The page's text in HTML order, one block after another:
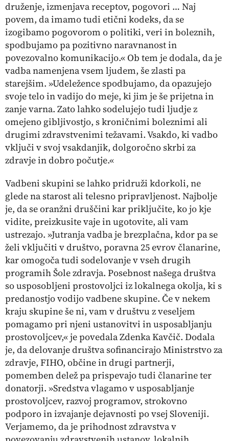
druženje, izmenjava receptov, pogovori … Naj
povem, da imamo tudi etični kodeks, da se
izogibamo pogovorom o politiki, veri in boleznih,
spodbujamo pa pozitivno naravnanost in
povezovalno komunikacijo.« Ob tem je dodala, da je
vadba namenjena vsem ljudem, še zlasti pa
starejšim. »Udeležence spodbujamo, da opazujejo
svoje telo in vadijo do meje, ki jim je še prijetna in
zanje varna. Zato lahko sodelujejo tudi ljudje z
omejeno gibljivostjo, s kroničnimi boleznimi ali
drugimi zdravstvenimi težavami. Vsakdo, ki vadbo
vključi v svoj vsakdanjik, dolgoročno skrbi za
zdravje in dobro počutje.«
Vadbeni skupini se lahko pridruži kdorkoli, ne
glede na starost ali telesno pripravljenost. Najbolje
je, da se oranžni druščini kar priključite, ko jo kje
vidite, preizkusite vaje in ugotovite, ali vam
ustrezajo. »Jutranja vadba je brezplačna, kdor pa se
želi vključiti v društvo, poravna 25 evrov članarine,
kar omogoča tudi sodelovanje v vseh drugih
programih Šole zdravja. Posebnost našega društva
so usposobljeni prostovoljci iz lokalnega okolja, ki s
predanostjo vodijo vadbene skupine. Če v nekem
kraju skupine še ni, vam v društvu z veseljem
pomagamo pri njeni ustanovitvi in usposabljanju
prostovoljcev,« je povedala Zdenka Kavčič. Dodala
je, da delovanje društva sofinancirajo Ministrstvo za
zdravje, FIHO, občine in drugi partnerji,
pomemben delež pa prispevajo tudi članarine ter
donatorji. »Sredstva vlagamo v usposabljanje
prostovoljcev, razvoj programov, strokovno
podporo in izvajanje dejavnosti po vsej Sloveniji.
Verjamemo, da je prihodnost zdravstva v